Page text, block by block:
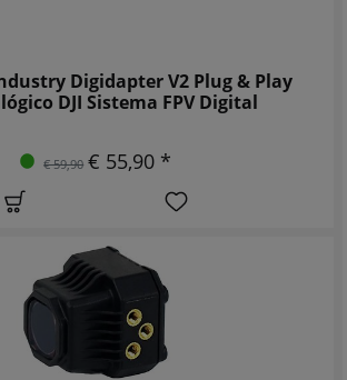
Digidapter V2 Plug & Play
DJI Sistema FPV Digital
€ 59,90 € 55,90 *